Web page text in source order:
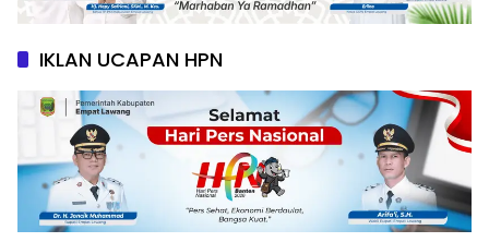
IKLAN UCAPAN HPN